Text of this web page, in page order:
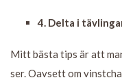
4. Delta i
Mitt bästa tips är att
ser. Oavsett om